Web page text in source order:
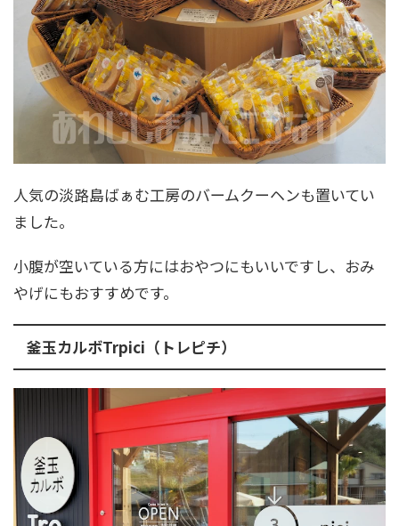
人気の淡路島ばぁむ工房のバームクーヘンも置いてい
ました。
小腹が空いている方にはおやつにもいいですし、おみ
やげにもおすすめです。
釜玉カルボTrpici（トレピチ）